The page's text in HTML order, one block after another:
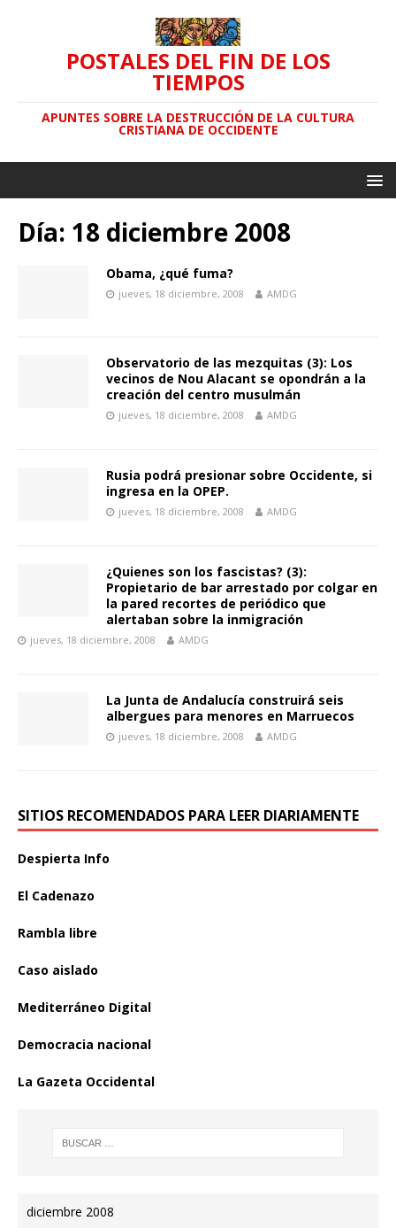
POSTALES DEL FIN DE LOS
TIEMPOS
APUNTES SOBRE LA DESTRUCCIÓN DE LA CULTURA
CRISTIANA DE OCCIDENTE
Día: 18 diciembre 2008
Obama, ¿qué fuma?
jueves, 18 diciembre, 2008 AMDG
Observatorio de las mezquitas (3): Los
vecinos de Nou Alacant se opondrán a la
creación del centro musulmán
jueves, 18 diciembre, 2008 AMDG
Rusia podrá presionar sobre Occidente, si
ingresa en la OPEP.
jueves, 18 diciembre, 2008 AMDG
¿Quienes son los fascistas? (3):
Propietario de bar arrestado por colgar en
la pared recortes de periódico que
alertaban sobre la inmigración
jueves, 18 diciembre, 2008 AMDG
La Junta de Andalucía construirá seis
albergues para menores en Marruecos
jueves, 18 diciembre, 2008 AMDG
SITIOS RECOMENDADOS PARA LEER DIARIAMENTE
Despierta Info
El Cadenazo
Rambla libre
Caso aislado
Mediterráneo Digital
Democracia nacional
La Gazeta Occidental
diciembre 2008